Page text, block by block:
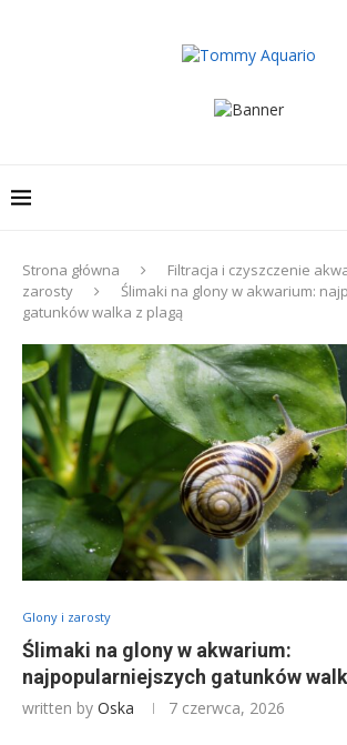
Strona główna Filtracja i czyszczenie
zarosty
Ślimaki na glony w akwarium:
gatunków walka z plagą
Glony i zarosty
Ślimaki na glony w akwarium:
najpopularniejszych gatunków
written by Oska 7 czerwca, 2026